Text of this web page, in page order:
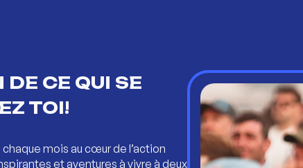
DE CE QUI SE
TOI!
mois au cœur de l’action
et aventures à vivre à deux